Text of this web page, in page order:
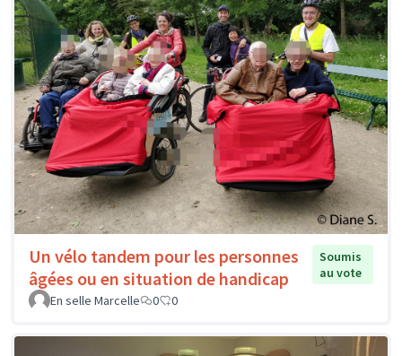
Un vélo tandem pour les personnes
âgées ou en situation de handicap
Soumis
au vote
En selle Marcelle
0 0